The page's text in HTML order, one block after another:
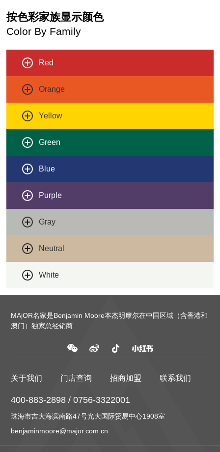
按色彩家族显示颜色
Color By Family
Red
Orange
Yellow
Green
Blue
Purple
Gray
Neutral
White
MAjOR名家是Benjamin Moore本杰明摩尔在中国区域（含香港和
澳门）独家总经销商
关于我们 门店查询 招商加盟 联系我们
400-883-2898 / 0756-3322001
珠海市吉大海滨南路47号光大国际贸易中心1908室
benjaminmoore@major.com.cn